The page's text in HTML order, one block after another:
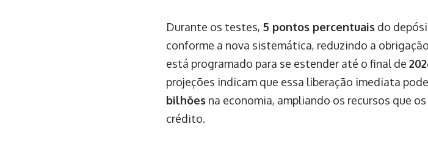
Durante os testes, 5 pontos percentuais do
conforme a nova sistemática, reduzindo a
está programado para se estender até o final de
projeções indicam que essa liberação imediata
bilhões na economia, ampliando os recursos que
crédito.